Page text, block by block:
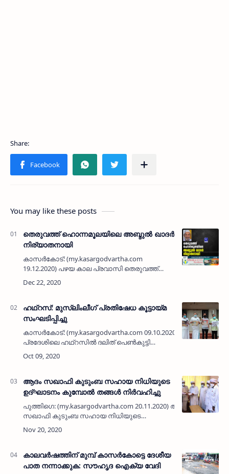
You may like these posts
തെരുവത്ത് ഹൊന്നമൂലയിലെ അബ്ദുല്‍ ഖാദര്‍
നിര്യാതനായി
കാസര്‍കോട്: (my.kasargodvartha.com
19.12.2020) പഴയ കാല പ്രവാസി തെരുവത്ത്
നിര്യാതനായി. ഭാര്യ: സുഹ്‌റ. മക്കള്‍: മന്‍സൂര്‍,
ഹഥ്റസ്: മുസ്ലിംലീഗ് പ്രതിഷേധ കൂട്ടായ്മ
സംഘടിപ്പിച്ചു
കാസർകോട്: (my.kasargodvartha.com 09.10.2020) ഉത്തർ
പ്രദേശിലെ ഹഥ്റസിൽ ദലിത് പെൺകുട്ടി
രാജ്യവ്യാപകമായി നടത്തുന്ന
ആദം സഖാഫി കുടുംബ സഹായ നിധിയുടെ
ഉദ്ഘാടനം കുമ്പോല്‍ തങ്ങള്‍ നിര്‍വഹിച്ചു
പുത്തിഗെ: (my.kasargodvartha.com 20.11.2020) ആദം
സഖാഫി കുടുംബ സഹായ നിധിയുടെ
തങ്ങള്‍ കുമ്പോല്‍, ഉളുവാര്‍ എയറോസോഫ്റ്റ്
കാലവര്‍ഷത്തിന് മുമ്പ് കാസര്‍കോട്ടെ ദേശീയ
പാത നന്നാക്കുക: സൗഹൃദ ഐക്യ വേദി